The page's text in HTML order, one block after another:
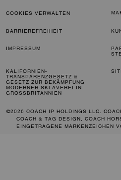
COOKIES VERWALTEN
BARRIEREFREIHEIT
IMPRESSUM
KALIFORNIEN-
TRANSPARENZGESETZ &
GESETZ ZUR BEKÄMPFUNG
MODERNER SKLAVEREI IN
GROSSBRITANNIEN
©2026 COACH IP HOLDINGS LLC.
COACH & TAG DESIGN, COACH
EINGETRAGENE MARKENZEICHEN